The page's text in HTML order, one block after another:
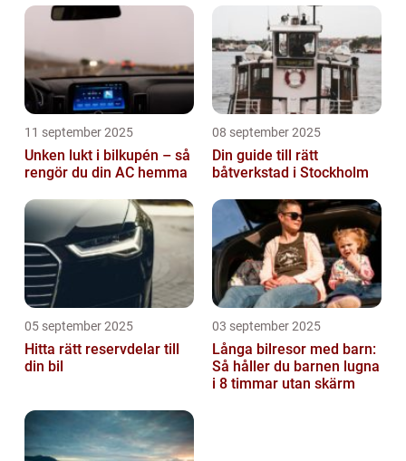
11 september 2025
Unken lukt i bilkupén – så
rengör du din AC hemma
08 september 2025
Din guide till rätt
båtverkstad i Stockholm
05 september 2025
Hitta rätt reservdelar till
din bil
03 september 2025
Långa bilresor med barn:
Så håller du barnen lugna
i 8 timmar utan skärm